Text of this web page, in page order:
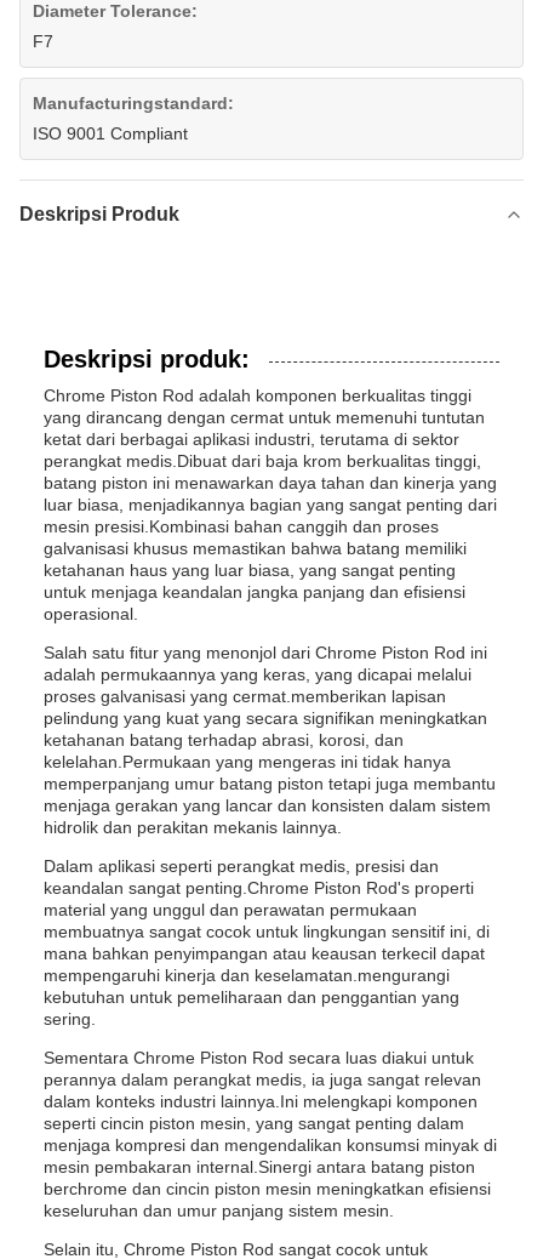
Diameter Tolerance:
F7
Manufacturingstandard:
ISO 9001 Compliant
Deskripsi Produk
Deskripsi produk:
Chrome Piston Rod adalah komponen berkualitas tinggi
yang dirancang dengan cermat untuk memenuhi tuntutan
ketat dari berbagai aplikasi industri, terutama di sektor
perangkat medis.Dibuat dari baja krom berkualitas tinggi,
batang piston ini menawarkan daya tahan dan kinerja yang
luar biasa, menjadikannya bagian yang sangat penting dari
mesin presisi.Kombinasi bahan canggih dan proses
galvanisasi khusus memastikan bahwa batang memiliki
ketahanan haus yang luar biasa, yang sangat penting
untuk menjaga keandalan jangka panjang dan efisiensi
operasional.
Salah satu fitur yang menonjol dari Chrome Piston Rod ini
adalah permukaannya yang keras, yang dicapai melalui
proses galvanisasi yang cermat.memberikan lapisan
pelindung yang kuat yang secara signifikan meningkatkan
ketahanan batang terhadap abrasi, korosi, dan
kelelahan.Permukaan yang mengeras ini tidak hanya
memperpanjang umur batang piston tetapi juga membantu
menjaga gerakan yang lancar dan konsisten dalam sistem
hidrolik dan perakitan mekanis lainnya.
Dalam aplikasi seperti perangkat medis, presisi dan
keandalan sangat penting.Chrome Piston Rod's properti
material yang unggul dan perawatan permukaan
membuatnya sangat cocok untuk lingkungan sensitif ini, di
mana bahkan penyimpangan atau keausan terkecil dapat
mempengaruhi kinerja dan keselamatan.mengurangi
kebutuhan untuk pemeliharaan dan penggantian yang
sering.
Sementara Chrome Piston Rod secara luas diakui untuk
perannya dalam perangkat medis, ia juga sangat relevan
dalam konteks industri lainnya.Ini melengkapi komponen
seperti cincin piston mesin, yang sangat penting dalam
menjaga kompresi dan mengendalikan konsumsi minyak di
mesin pembakaran internal.Sinergi antara batang piston
berchrome dan cincin piston mesin meningkatkan efisiensi
keseluruhan dan umur panjang sistem mesin.
Selain itu, Chrome Piston Rod sangat cocok untuk